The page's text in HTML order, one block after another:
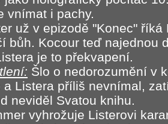
vnímat i pachy.
už v epizodě "Konec"
bůh. Kocour teď najednou
je to překvapení.
Šlo o nedorozumění v
a Listera příliš nevnímal,
neviděl Svatou knihu.
vyhrožuje Listerovi